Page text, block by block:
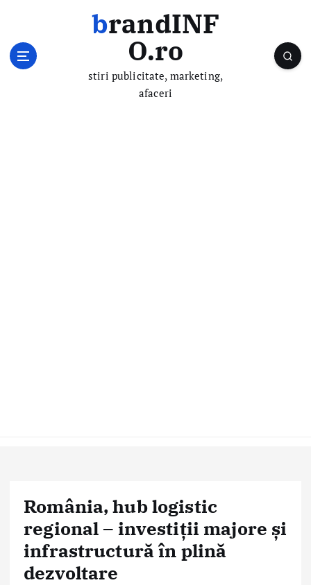
brandINF
O.ro
stiri publicitate, marketing,
afaceri
România, hub logistic
regional – investiții majore și
infrastructură în plină
dezvoltare